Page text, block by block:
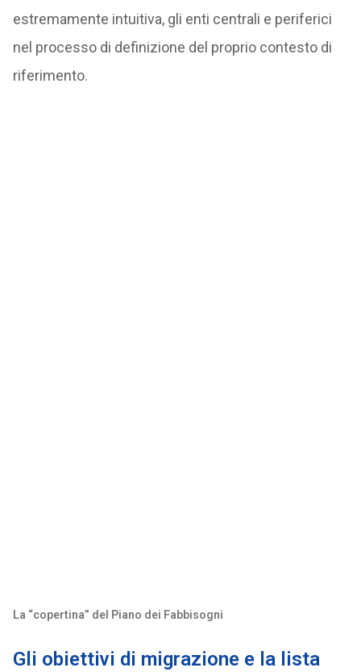
estremamente intuitiva, gli enti centrali e periferici
nel processo di definizione del proprio contesto di
riferimento.
La “copertina” del Piano dei Fabbisogni
Gli obiettivi di migrazione e la lista